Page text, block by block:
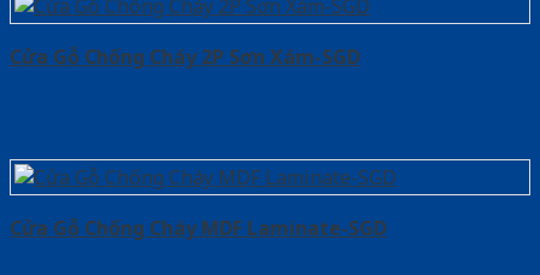
Cửa Gỗ Chống Cháy 2P Sơn Xám-SGD
Cửa Gỗ Chống Cháy MDF Laminate-SGD